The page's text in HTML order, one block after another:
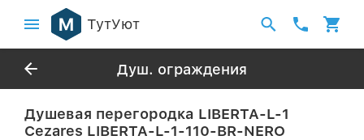
ТутУют
Душ. ограждения
Душевая перегородка LIBERTA-L-1
Cezares LIBERTA-L-1-110-BR-NERO